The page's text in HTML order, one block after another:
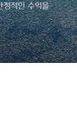
정적인 수익을